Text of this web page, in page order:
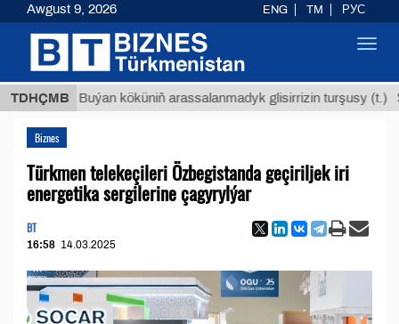
TDHÇMB
Buýan köküniň arassalanmadyk glisirrizin turşusy (t.)
Biznes
Türkmen telekeçileri Özbegistanda geçiriljek iri
energetika sergilerine çagyrylýar
BT
16:58 14.03.2025
Awgust 9, 2026 ENG TM РУС